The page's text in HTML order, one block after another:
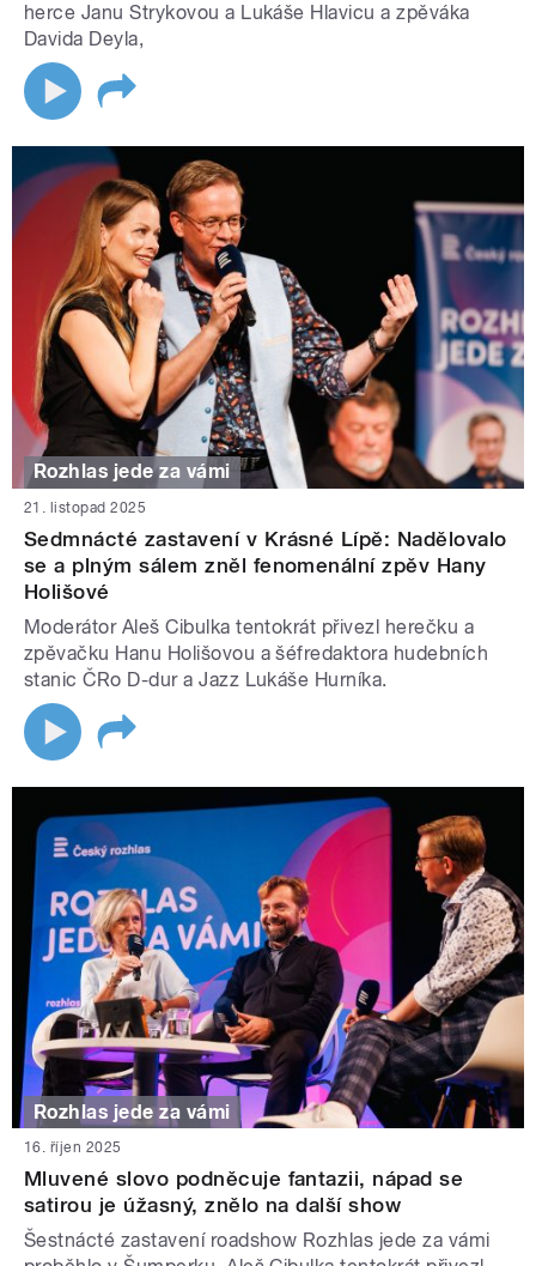
herce Janu Strykovou a Lukáše Hlavicu a zpěváka
Davida Deyla,
Rozhlas jede za vámi
21. listopad 2025
Sedmnácté zastavení v Krásné Lípě: Nadělovalo
se a plným sálem zněl fenomenální zpěv Hany
Holišové
Moderátor Aleš Cibulka tentokrát přivezl herečku a
zpěvačku Hanu Holišovou a šéfredaktora hudebních
stanic ČRo D-dur a Jazz Lukáše Hurníka.
Rozhlas jede za vámi
16. říjen 2025
Mluvené slovo podněcuje fantazii, nápad se
satirou je úžasný, znělo na další show
Šestnácté zastavení roadshow Rozhlas jede za vámi